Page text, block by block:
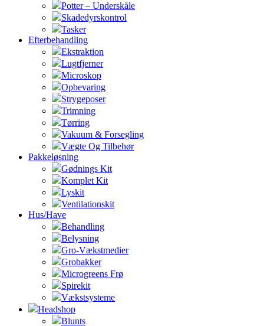
Potter – Underskåle
Skadedyrskontrol
Tasker
Efterbehandling
Ekstraktion
Lugtfjerner
Microskop
Opbevaring
Strygeposer
Trimning
Tørring
Vakuum & Forsegling
Vægte Og Tilbehør
Pakkeløsning
Gødnings Kit
Komplet Kit
Lyskit
Ventilationskit
Hus/Have
Behandling
Belysning
Gro-Vækstmedier
Grobakker
Microgreens Frø
Spirekit
Vækstsysteme
Headshop
Blunts